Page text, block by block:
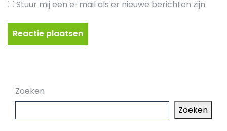
Stuur mij een e-mail als er nieuwe berichten zijn.
Zoeken
Zoeken